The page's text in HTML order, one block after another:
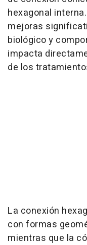
hexagonal
mejoras
biológico y
impacta
de los
La conexión
con formas
mientras que la